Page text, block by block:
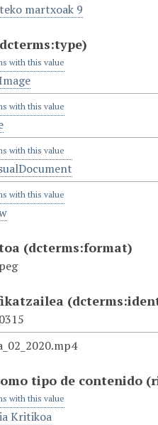
martxoak 9
with this value
with this value
with this value
with this value
(dcterms:format)
tipo de contenido
with this value
Kritikoa